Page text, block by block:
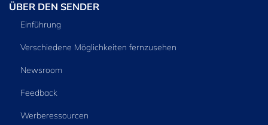
ÜBER DEN SENDER
Einführung
Verschiedene Möglichkeiten fernzusehen
Newsroom
Feedback
Werberessourcen